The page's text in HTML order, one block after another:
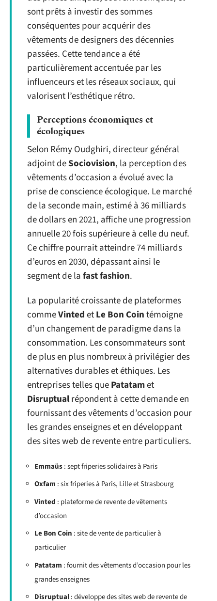
sont prêts à investir des sommes
conséquentes pour acquérir des
vêtements de designers des décennies
passées. Cette tendance a été
particulièrement accentuée par les
influenceurs et les réseaux sociaux, qui
valorisent l’esthétique rétro.
Perceptions économiques et
écologiques
Selon Rémy Oudghiri, directeur général
adjoint deSociovision, la perception des
vêtements d’occasion a évolué avec la
prise de conscience écologique. Le marché
de la seconde main, estimé à 36 milliards
de dollars en 2021, affiche une progression
annuelle 20 fois supérieure à celle du neuf.
Ce chiffre pourrait atteindre 74 milliards
d’euros en 2030, dépassant ainsi le
segment de lafast fashion.
La popularité croissante de plateformes
commeVintedetLe Bon Cointémoigne
d’un changement de paradigme dans la
consommation. Les consommateurs sont
de plus en plus nombreux à privilégier des
alternatives durables et éthiques. Les
entreprises telles quePatatamet
Disruptualrépondent à cette demande en
fournissant des vêtements d’occasion pour
les grandes enseignes et en développant
des sites web de revente entre particuliers.
Emmaüs: sept friperies solidaires à Paris
Oxfam : six friperies à Paris, Lille et Strasbourg
Vinted : plateforme de revente de vêtements
d’occasion
Le Bon Coin : site de vente de particulier à
particulier
Patatam : fournit des vêtements d’occasion pour les
grandes enseignes
Disruptual: développe des sites web de revente de